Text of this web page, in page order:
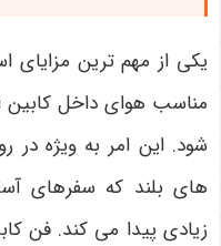
یکی از مهم ترین مزایای
مناسب هوای داخل
شود. این امر به ویژه در
های بلند که سفرهای
زیادی پیدا می کند. فن